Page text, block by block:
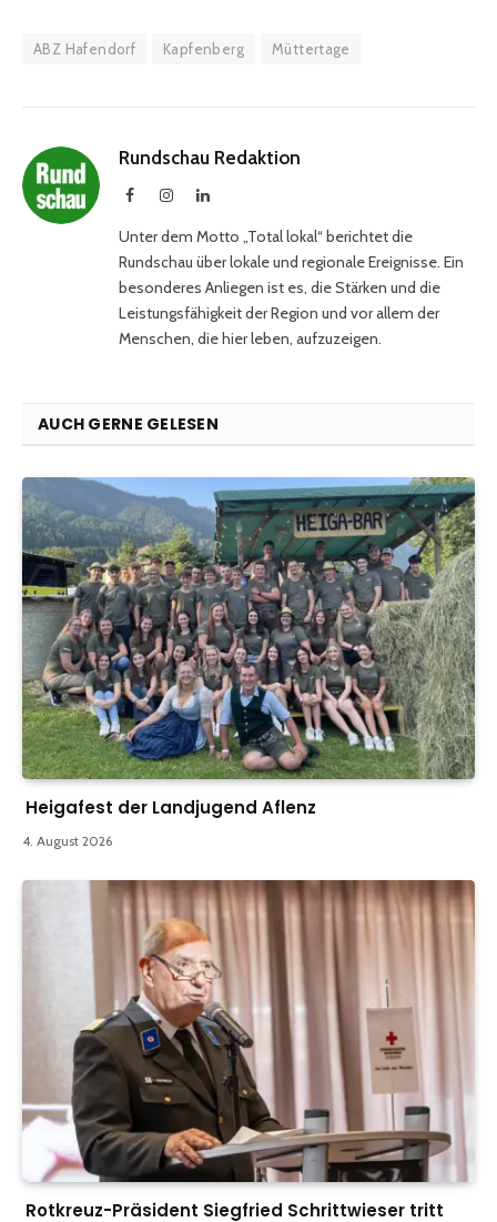
ABZ Hafendorf Kapfenberg Müttertage
Rundschau Redaktion
FacebookInstagramLinkedIn
Unter dem Motto „Total lokal“ berichtet die
Rundschau über lokale und regionale Ereignisse. Ein
besonderes Anliegen ist es, die Stärken und die
Leistungsfähigkeit der Region und vor allem der
Menschen, die hier leben, aufzuzeigen.
AUCH GERNE GELESEN
Heigafest der Landjugend Aflenz
4. August 2026
Rotkreuz-Präsident Siegfried Schrittwieser tritt